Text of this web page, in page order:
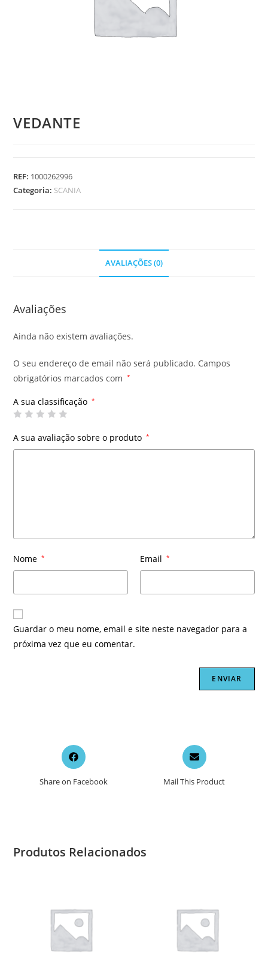
VEDANTE
REF: 1000262996
Categoria: SCANIA
AVALIAÇÕES (0)
Avaliações
Ainda não existem avaliações.
O seu endereço de email não será publicado. Campos
obrigatórios marcados com
*
A sua classificação *
A sua avaliação sobre o produto *
Nome * Email *
Guardar o meu nome, email e site neste navegador para a
próxima vez que eu comentar.
Opens
in
new
Share on Facebook
Opens
in
a
new
Mail This Product
Produtos Relacionados